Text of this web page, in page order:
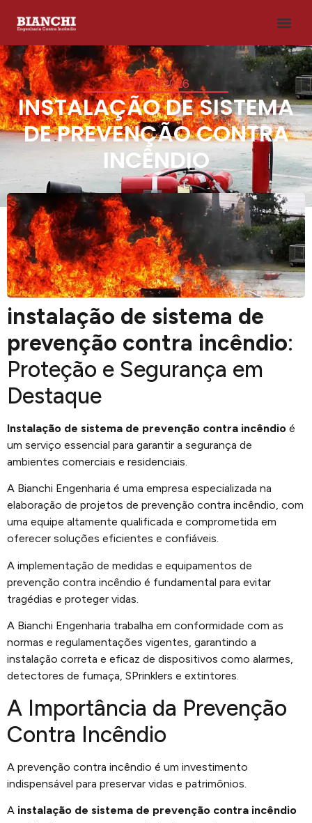
07/04/2026
INSTALAÇÃO DE SISTEMA
DE PREVENÇÃO CONTRA
INCÊNDIO
instalação de sistema de
prevenção contra incêndio:
Proteção e Segurança em
Destaque
Instalação de sistema de prevenção contra incêndio é
um serviço essencial para garantir a segurança de
ambientes comerciais e residenciais.
A Bianchi Engenharia é uma empresa especializada na
elaboração de projetos de prevenção contra incêndio, com
uma equipe altamente qualificada e comprometida em
oferecer soluções eficientes e confiáveis.
A implementação de medidas e equipamentos de
prevenção contra incêndio é fundamental para evitar
tragédias e proteger vidas.
A Bianchi Engenharia trabalha em conformidade com as
normas e regulamentações vigentes, garantindo a
instalação correta e eficaz de dispositivos como alarmes,
detectores de fumaça, SPrinklers e extintores.
A Importância da Prevenção
Contra Incêndio
A prevenção contra incêndio é um investimento
indispensável para preservar vidas e patrimônios.
A instalação de sistema de prevenção contra incêndio